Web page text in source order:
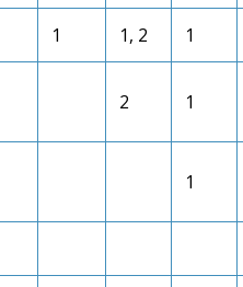
1 1, 2 1
2 1
1